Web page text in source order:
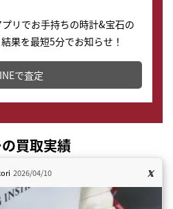
リでお手持ちの時計&宝石の
果を最短5分でお知らせ！
額を知ることが出来ます。
で査定
買取実績
2026/04/10